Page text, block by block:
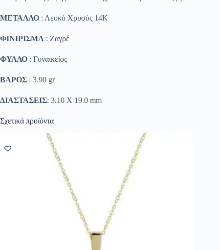
ΜΕΤΑΛΛΟ : Λευκό Χρυσός 14K
ΦΙΝΙΡΙΣΜΑ : Ζαγρέ
ΦΥΛΛΟ : Γυναικείος
ΒΑΡΟΣ : 3.90 gr
ΔΙΑΣΤΑΣΕΙΣ: 3.10 Χ 19.0 mm
Σχετικά προϊόντα